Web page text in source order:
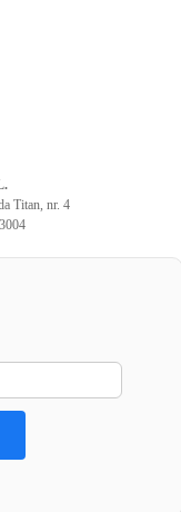
Titan, nr. 4